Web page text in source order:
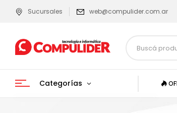
Sucursales web@compulider.com.ar
Categorías